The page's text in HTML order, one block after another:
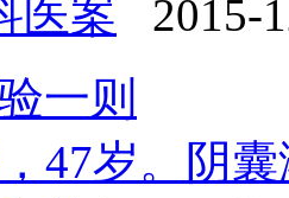
医案
2015-
一则
47岁。阴